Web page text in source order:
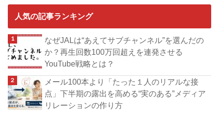
人気の記事ランキング
なぜJALは“あえてサブチャンネル”を選んだの
か？再生回数100万回超えを連発させる
YouTube戦略とは？
メール100本より「たった１人のリアルな接
点」下半期の露出を高める“実のある”メディア
リレーションの作り方